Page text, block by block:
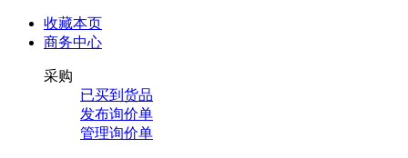
收藏本页
商务中心
采购
已买到货品
发布询价单
管理询价单